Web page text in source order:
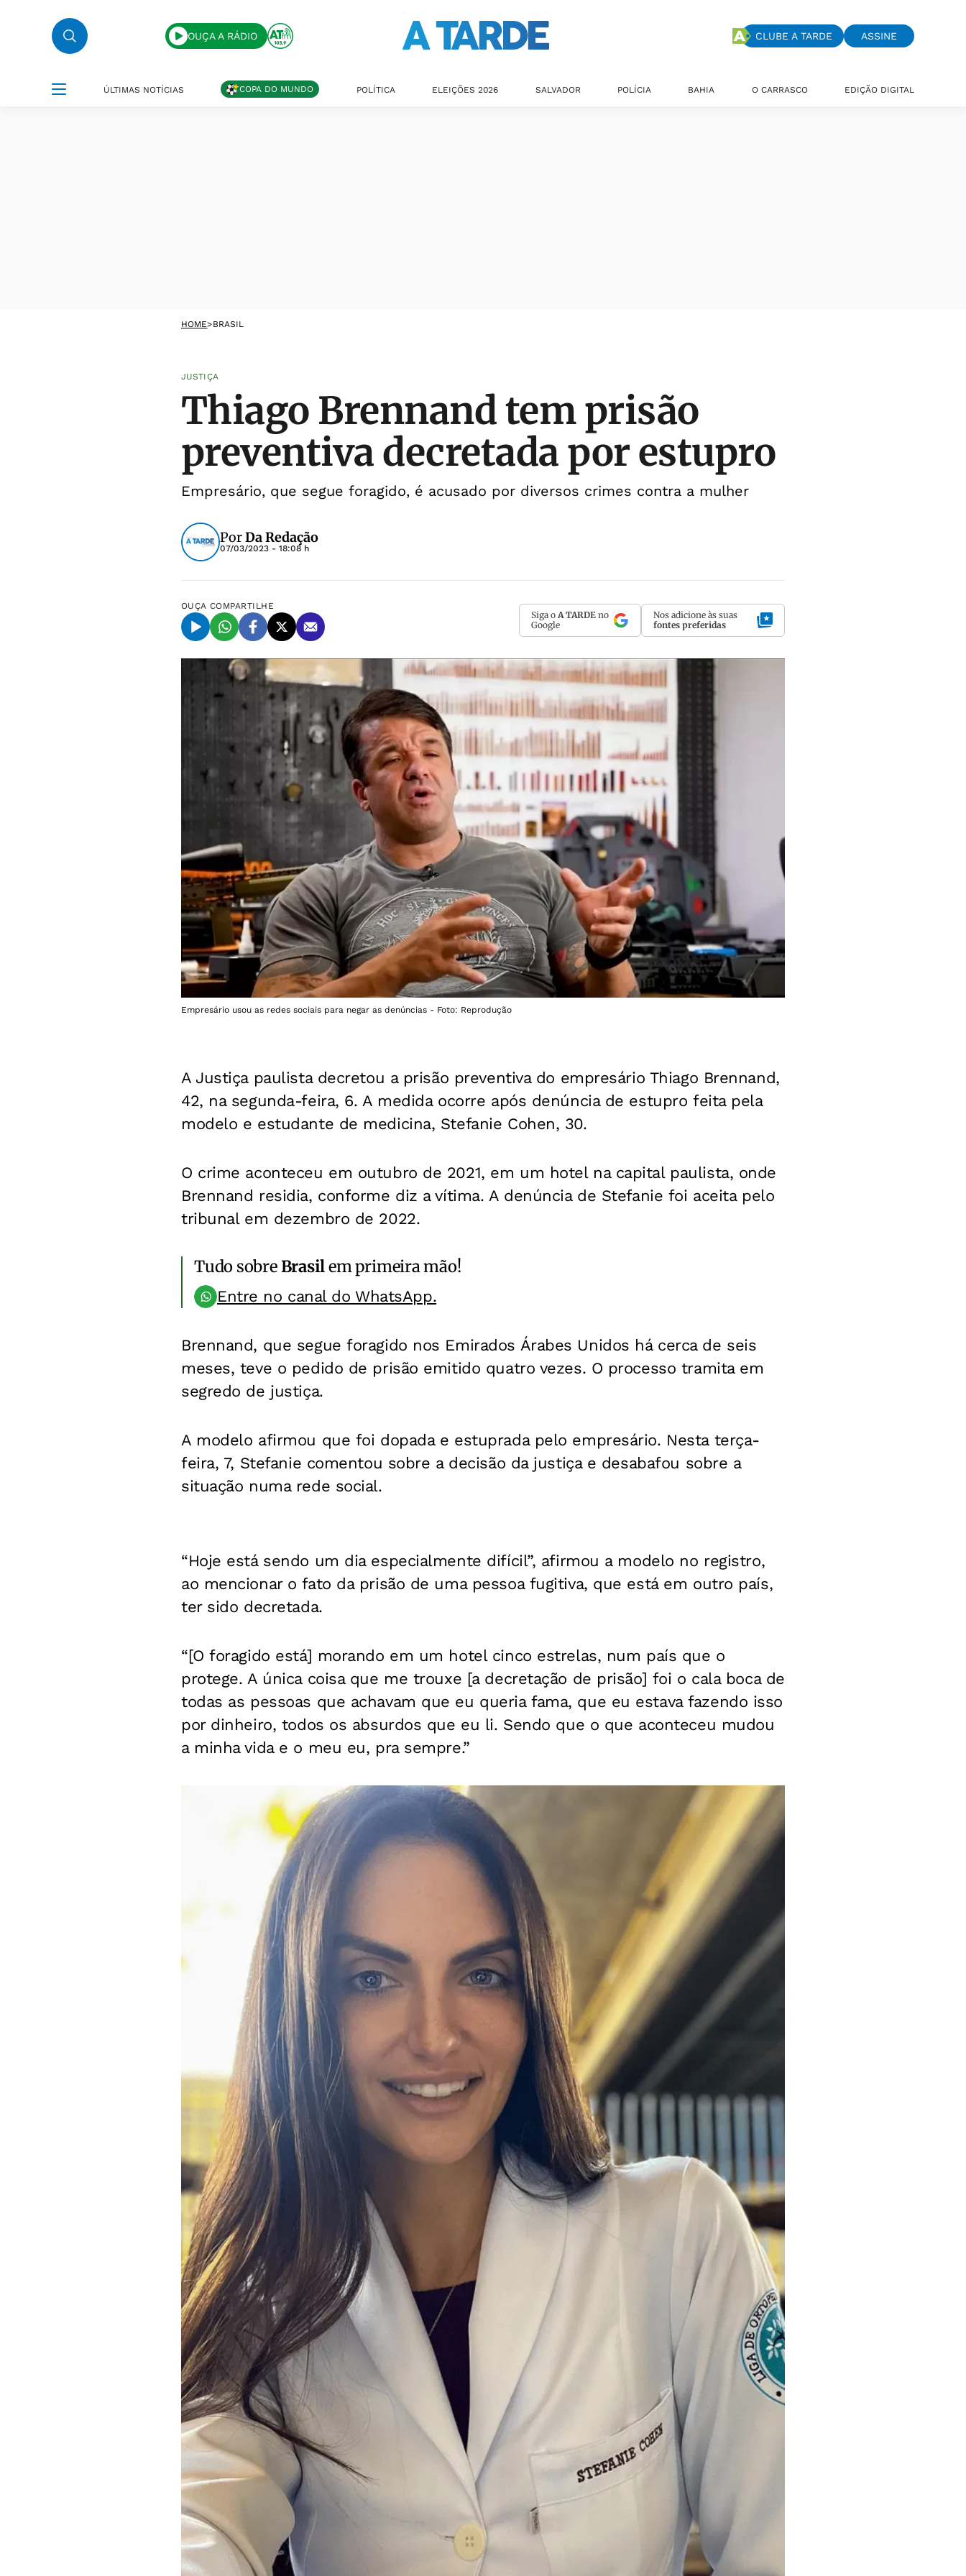
OUÇA A RÁDIO CLUBE A TARDE ASSINE
ÚLTIMAS NOTÍCIAS COPA DO MUNDO POLÍTICA ELEIÇÕES 2026 SALVADOR POLÍCIA BAHIA O CARRASCO EDIÇÃO DIGITAL
HOME>BRASIL
JUSTIÇA
Thiago Brennand tem prisão
preventiva decretada por estupro
Empresário, que segue foragido, é acusado por diversos crimes contra a mulher
PorDa Redação
07/03/2023 - 18:08 h
OUÇA COMPARTILHE
Siga o A TARDE no
Google
Nos adicione às suas
fontes preferidas
Empresário usou as redes sociais para negar as denúncias - Foto: Reprodução
A Justiça paulista decretou a prisão preventiva do empresário Thiago Brennand,
42, na segunda-feira, 6. A medida ocorre após denúncia de estupro feita pela
modelo e estudante de medicina, Stefanie Cohen, 30.
O crime aconteceu em outubro de 2021, em um hotel na capital paulista, onde
Brennand residia, conforme diz a vítima. A denúncia de Stefanie foi aceita pelo
tribunal em dezembro de 2022.
Tudo sobreBrasilem primeira mão!
Entre no canal do WhatsApp.
Brennand, que segue foragido nos Emirados Árabes Unidos há cerca de seis
meses, teve o pedido de prisão emitido quatro vezes. O processo tramita em
segredo de justiça.
A modelo afirmou que foi dopada e estuprada pelo empresário. Nesta terça-
feira, 7, Stefanie comentou sobre a decisão da justiça e desabafou sobre a
situação numa rede social.
“Hoje está sendo um dia especialmente difícil”, afirmou a modelo no registro,
ao mencionar o fato da prisão de uma pessoa fugitiva, que está em outro país,
ter sido decretada.
“[O foragido está] morando em um hotel cinco estrelas, num país que o
protege. A única coisa que me trouxe [a decretação de prisão] foi o cala boca de
todas as pessoas que achavam que eu queria fama, que eu estava fazendo isso
por dinheiro, todos os absurdos que eu li. Sendo que o que aconteceu mudou
a minha vida e o meu eu, pra sempre.”